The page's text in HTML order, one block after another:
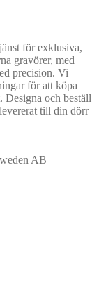
för exklusiva,
gravörer, med
precision. Vi
för att köpa
Designa och beställ
till din dörr
AB